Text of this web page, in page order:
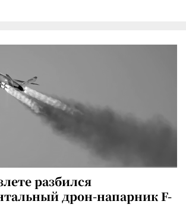
разбился
дрон-напарник F-